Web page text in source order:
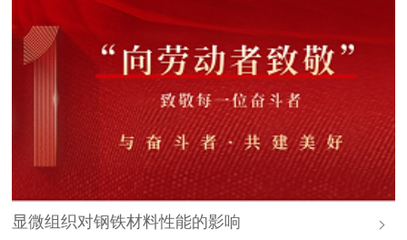
显微组织对钢铁材料性能的影响